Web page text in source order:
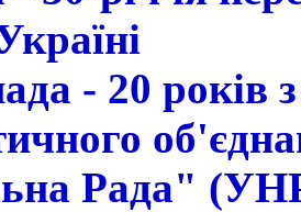
- 20 років
Рада"